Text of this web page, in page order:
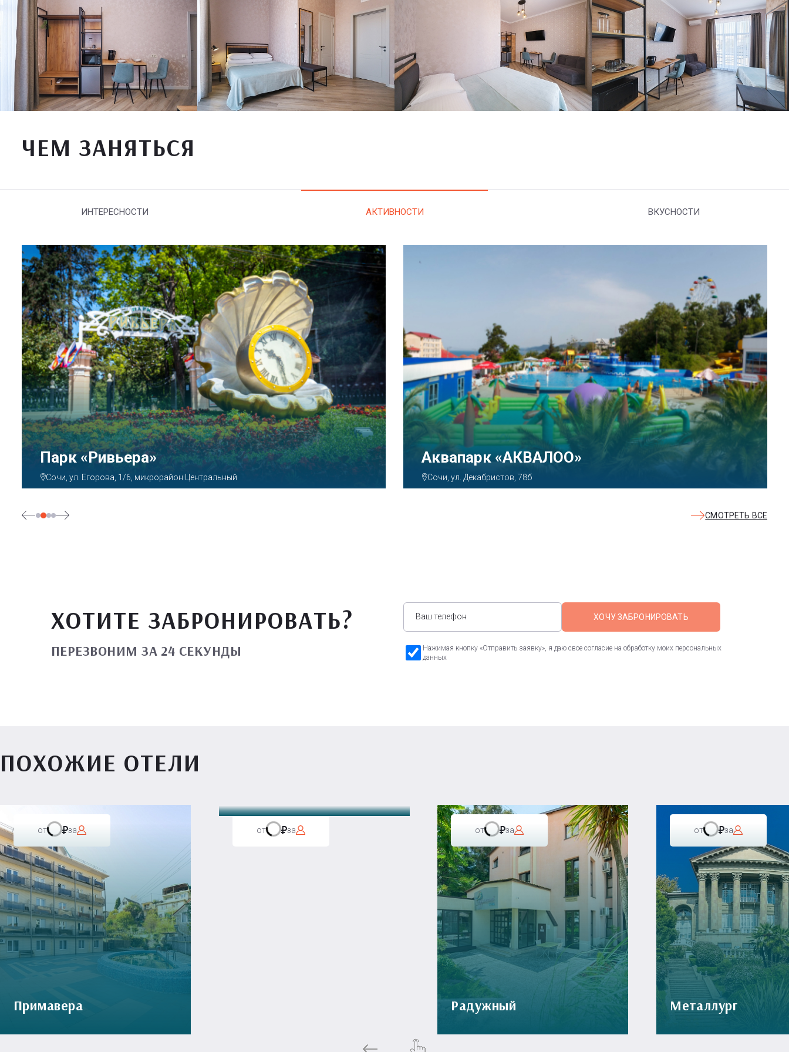
ЧЕМ ЗАНЯТЬСЯ
ИНТЕРЕСНОСТИ АКТИВНОСТИ ВКУСНОСТИ
Парк «Ривьера»
Сочи, ул. Егорова, 1/6, микрорайон Центральный
Аквапарк «АКВАЛОО»
Сочи, ул. Декабристов, 78б
СМОТРЕТЬ ВСЕ
ХОТИТЕ ЗАБРОНИРОВАТЬ?
ПЕРЕЗВОНИМ ЗА 24 СЕКУНДЫ
ХОЧУ ЗАБРОНИРОВАТЬ
Нажимая кнопку «Отправить заявку», я даю свое согласие на обработку моих персональных
данных
ПОХОЖИЕ ОТЕЛИ
от за
Примавера
от за от за
Радужный
от за
Металлург